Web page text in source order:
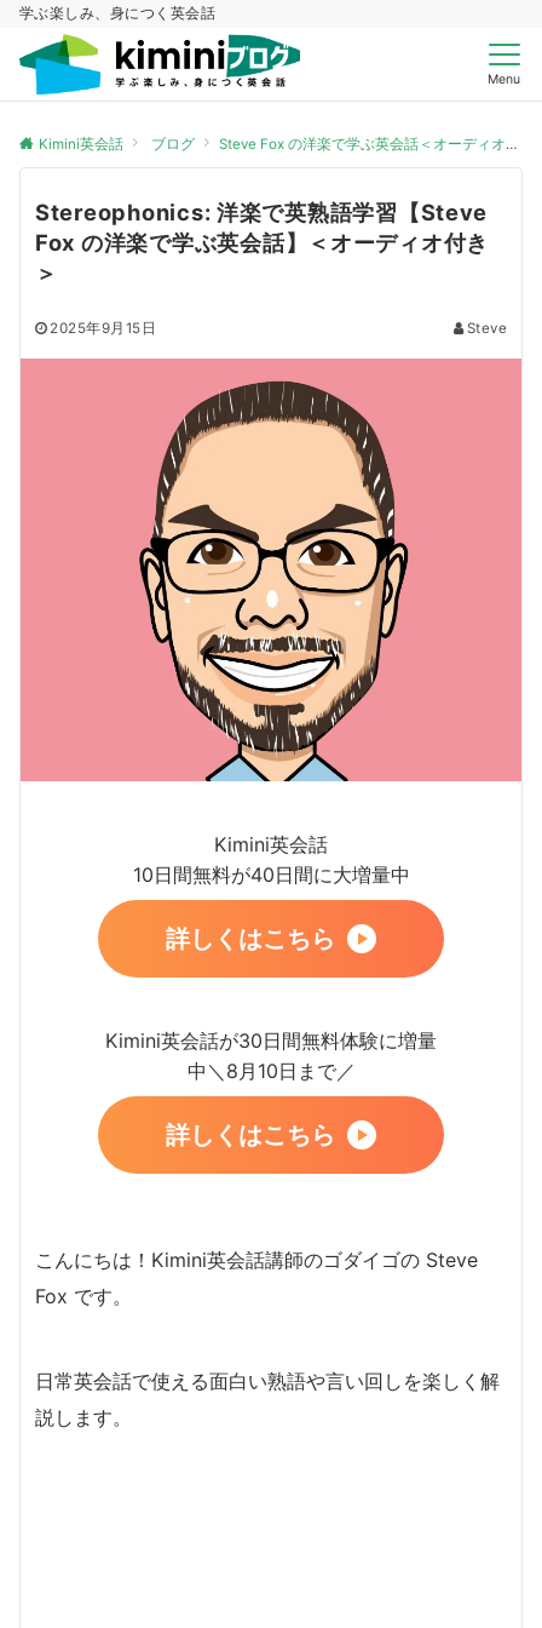
学ぶ楽しみ、身につく英会話
Menu
Kimini英会話 ブログ Steve Fox の洋楽で学ぶ英会話＜オーディオ付き＞
Stereophonics: 洋楽で英熟語学習【Steve
Fox の洋楽で学ぶ英会話】＜オーディオ付き
＞
2025年9月15日 Steve
Kimini英会話
10日間無料が40日間に大増量中
詳しくはこちら
Kimini英会話が30日間無料体験に増量
中＼8月10日まで／
詳しくはこちら
こんにちは！Kimini英会話講師のゴダイゴの Steve
Fox です。
日常英会話で使える面白い熟語や言い回しを楽しく解
説します。